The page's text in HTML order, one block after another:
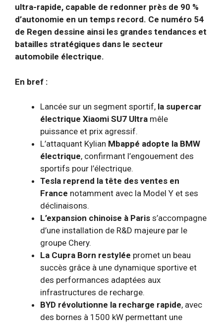
ultra-rapide, capable de redonner près de 90 %
d’autonomie en un temps record. Ce numéro 54
de Regen dessine ainsi les grandes tendances et
batailles stratégiques dans le secteur
automobile électrique.
En bref :
Lancée sur un segment sportif, la supercar
électrique Xiaomi SU7 Ultra mêle
puissance et prix agressif.
L’attaquant Kylian Mbappé adopte la BMW
électrique, confirmant l’engouement des
sportifs pour l’électrique.
Tesla reprend la tête des ventes en
France notamment avec la Model Y et ses
déclinaisons.
L’expansion chinoise à Paris s’accompagne
d’une installation de R&D majeure par le
groupe Chery.
La Cupra Born restylée promet un beau
succès grâce à une dynamique sportive et
des performances adaptées aux
infrastructures de recharge.
BYD révolutionne la recharge rapide, avec
des bornes à 1500 kW permettant une